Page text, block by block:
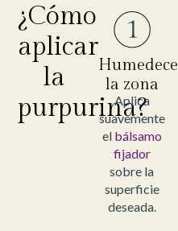
¿Cómo
aplicar
la
purpurina?
Humedece
la zona
Aplica
suavemente
el bálsamo
fijador
sobre la
superficie
deseada.